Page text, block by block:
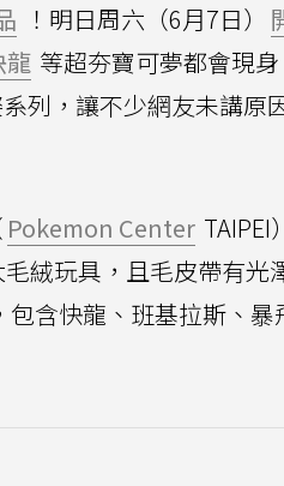
！明日周六（6月7日）
龍 等超夯寶可夢都會現
列，讓不少網友未講原
Pokemon Center TAIPEI
絨玩具，且毛皮帶有光
包含快龍、班基拉斯、暴